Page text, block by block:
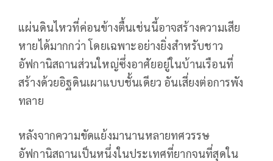
แผ่นดินไหวที่ค่อนข้างตื้นเช่นนี้อาจสร้างความเสีย
หายได้มากกว่า โดยเฉพาะอย่างยิ่งสำหรับชาว
อัฟกานิสถานส่วนใหญ่ซึ่งอาศัยอยู่ในบ้านเรือนที่
สร้างด้วยอิฐดินเผาแบบชั้นเดียว อันเสี่ยงต่อการพัง
ทลาย
หลังจากความขัดแย้งมานานหลายทศวรรษ
อัฟกานิสถานเป็นหนึ่งในประเทศที่ยากจนที่สุดใน